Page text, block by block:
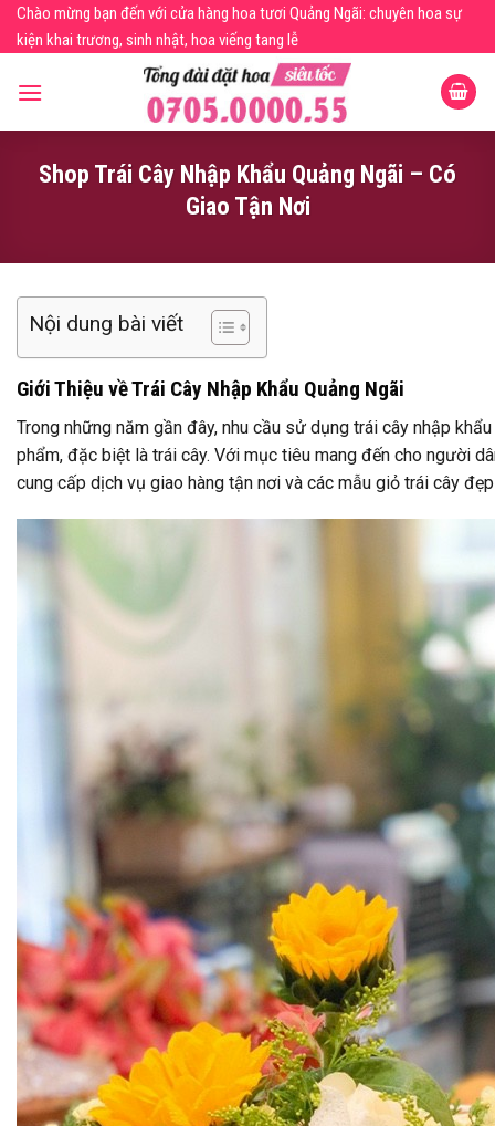
SkipChào mừng bạn đến với cửa hàng hoa tươi Quảng Ngãi: chuyên hoa sự
kiện khai trương, sinh nhật, hoa viếng tang lễ
Shop Trái Cây Nhập Khẩu Quảng Ngãi – Có
Giao Tận Nơi
Nội dung bài viết
Giới Thiệu về Trái Cây Nhập Khẩu Quảng Ngãi
Trong những năm gần đây, nhu cầu sử dụng trái cây nhập
phẩm, đặc biệt là trái cây. Với mục tiêu mang đến cho người
cung cấp dịch vụ giao hàng tận nơi và các mẫu giỏ trái cây